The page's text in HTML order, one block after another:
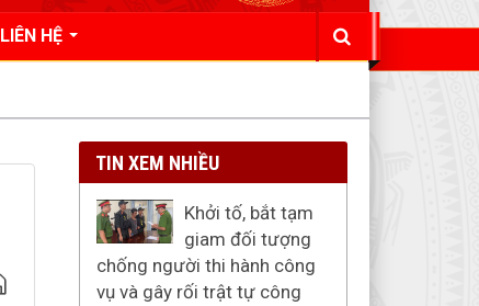
LIÊN HỆ
TIN XEM NHIỀU
Khởi tố, bắt tạm
giam đối tượng
chống người thi hành công
vụ và gây rối trật tự công